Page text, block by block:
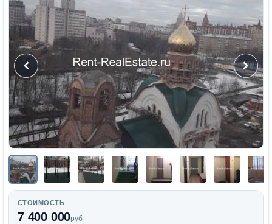
СТОИМОСТЬ
7 400 000руб